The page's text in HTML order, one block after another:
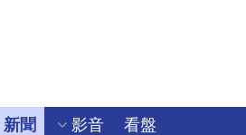
新聞 影音 看盤